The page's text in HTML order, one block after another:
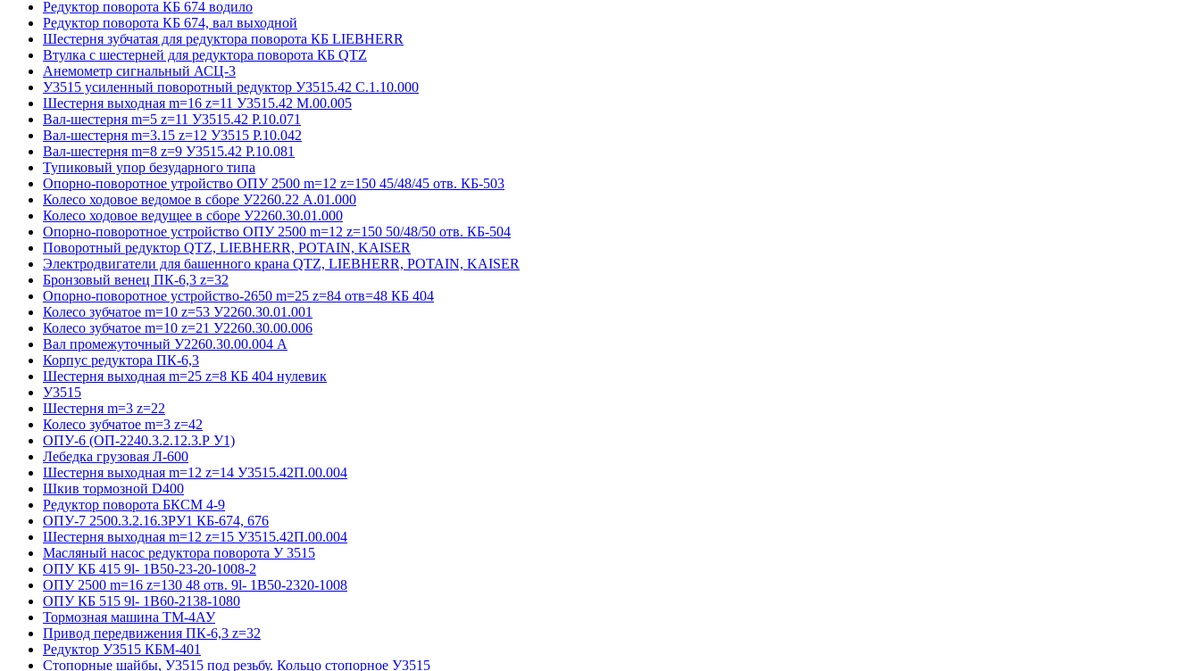
Редуктор поворота КБ 674 водило
Редуктор поворота КБ 674, вал выходной
Шестерня зубчатая для редуктора поворота КБ LIEBHERR
Втулка с шестерней для редуктора поворота КБ QTZ
Анемометр сигнальный АСЦ-3
У3515 усиленный поворотный редуктор У3515.42 С.1.10.000
Шестерня выходная m=16 z=11 У3515.42 М.00.005
Вал-шестерня m=5 z=11 У3515.42 Р.10.071
Вал-шестерня m=3.15 z=12 У3515 Р.10.042
Вал-шестерня m=8 z=9 У3515.42 Р.10.081
Тупиковый упор безударного типа
Опорно-поворотное утройство ОПУ 2500 m=12 z=150 45/48/45 отв. КБ-503
Колесо ходовое ведомое в сборе У2260.22 А.01.000
Колесо ходовое ведущее в сборе У2260.30.01.000
Опорно-поворотное устройство ОПУ 2500 m=12 z=150 50/48/50 отв. КБ-504
Поворотный редуктор QTZ, LIEBHERR, POTAIN, KAISER
Электродвигатели для башенного крана QTZ, LIEBHERR, POTAIN, KAISER
Бронзовый венец ПК-6,3 z=32
Опорно-поворотное устройство-2650 m=25 z=84 отв=48 КБ 404
Колесо зубчатое m=10 z=53 У2260.30.01.001
Колесо зубчатое m=10 z=21 У2260.30.00.006
Вал промежуточный У2260.30.00.004 А
Корпус редуктора ПК-6,3
Шестерня выходная m=25 z=8 КБ 404 нулевик
У3515
Шестерня m=3 z=22
Колесо зубчатое m=3 z=42
ОПУ-6 (ОП-2240.3.2.12.3.Р У1)
Лебедка грузовая Л-600
Шестерня выходная m=12 z=14 У3515.42П.00.004
Шкив тормозной D400
Редуктор поворота БКСМ 4-9
ОПУ-7 2500.3.2.16.3РУ1 КБ-674, 676
Шестерня выходная m=12 z=15 У3515.42П.00.004
Масляный насос редуктора поворота У 3515
ОПУ КБ 415 9l- 1B50-23-20-1008-2
ОПУ 2500 m=16 z=130 48 отв. 9l- 1B50-2320-1008
ОПУ КБ 515 9l- 1B60-2138-1080
Тормозная машина ТМ-4АУ
Привод передвижения ПК-6,3 z=32
Редуктор У3515 КБМ-401
Стопорные шайбы, У3515 под резьбу. Кольцо стопорное У3515